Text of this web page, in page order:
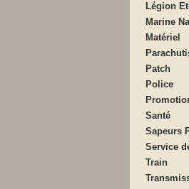
Légion
Marine
Matériel
Patch
Police
Santé
Sapeurs
Service
Train